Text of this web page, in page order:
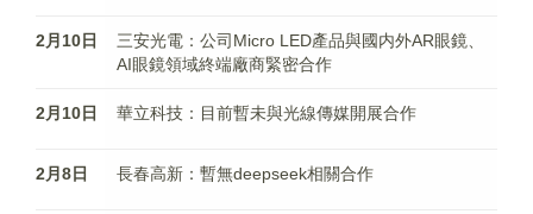
2月10日
三安光電：公司Micro LED產品與國内外AR眼鏡、
AI眼鏡領域終端廠商緊密合作
2月10日 華立科技：目前暫未與光線傳媒開展合作
2月8日 長春高新：暫無deepseek相關合作